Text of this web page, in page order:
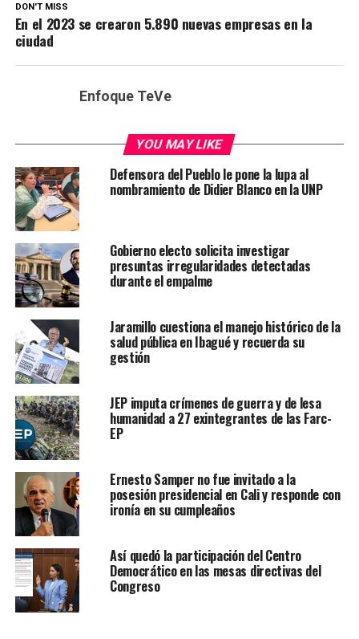
DON'T MISS
En el 2023 se crearon 5.890 nuevas empresas en la
ciudad
Enfoque TeVe
YOU MAY LIKE
Defensora del Pueblo le pone la lupa al
nombramiento de Didier Blanco en la UNP
Gobierno electo solicita investigar
presuntas irregularidades detectadas
durante el empalme
Jaramillo cuestiona el manejo histórico de la
salud pública en Ibagué y recuerda su
gestión
JEP imputa crímenes de guerra y de lesa
humanidad a 27 exintegrantes de las Farc-
EP
Ernesto Samper no fue invitado a la
posesión presidencial en Cali y responde con
ironía en su cumpleaños
Así quedó la participación del Centro
Democrático en las mesas directivas del
Congreso